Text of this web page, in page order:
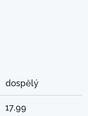
dospělý
17.99